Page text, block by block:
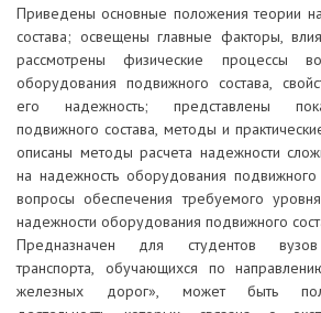
Приведены основные положения теории
состава; освещены главные факторы,
рассмотрены физические процессы
оборудования подвижного состава,
его надежность; представлены
подвижного состава, методы и
описаны методы расчета надежности
на надежность оборудования подвижного
вопросы обеспечения требуемого
надежности оборудования подвижного
Предназначен для студентов вузов
транспорта, обучающихся по
железных дорог», может быть